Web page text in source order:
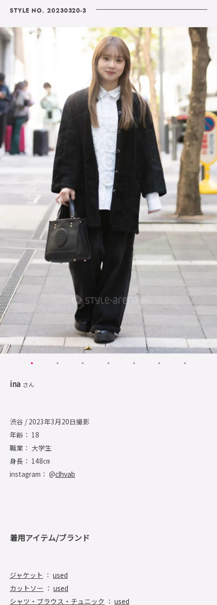
STYLE NO. 20230320-3
ina さん
渋谷 / 2023年3月20日撮影
年齢： 18
職業： 大学生
身長： 148㎝
instagram： @clhvab
着用アイテム/ブランド
ジャケット ： used
カットソー ： used
シャツ・ブラウス・チュニック ： used